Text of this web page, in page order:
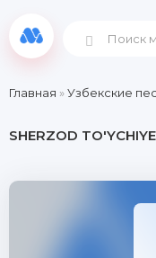
Главная »Узбекские
SHERZOD